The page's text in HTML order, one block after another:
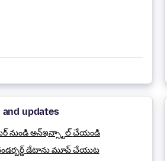
updates
థండర్బర్డ్ ని మీ కంప్యూటర్ నుండి అన్ఇన్స్టాల్ చేయండి
థండర్బర్డ్ డేటాను మూవ్ చేయుట